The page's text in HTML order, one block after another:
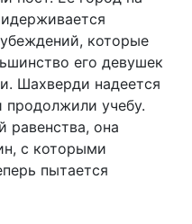
которые
его девушек
Шахверди надеется
продолжили учебу.
равенства, она
с которыми
пытается